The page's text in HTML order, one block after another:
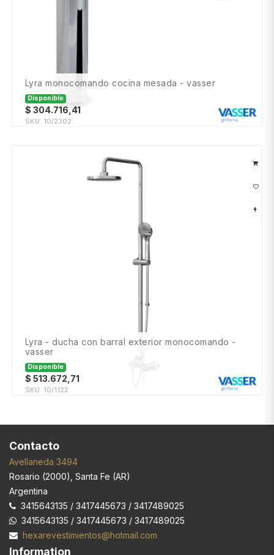
lyra monocomando cocina mesada - vasser
Disponible
$ 304.716,41
SKU: 10/2302
lyra - ducha con barral exterior monocomando -
vasser
Disponible
$ 513.672,71
SKU: 10/1122
Contacto
Avellaneda 3494
Rosario (2000), Santa Fe (AR)
Argentina
3415643135 / 3417445673 / 3417489025
3415643135 / 3417445673 / 3417489025
hexarevestimientos@hotmail.com
Information